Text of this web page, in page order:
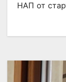
НАП от